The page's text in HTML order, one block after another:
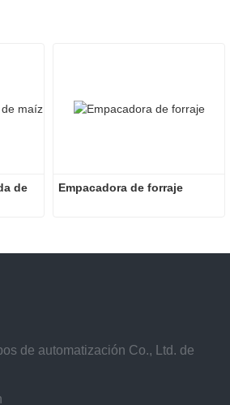
de
Empacadora de forraje
de automatización Co., Ltd. de